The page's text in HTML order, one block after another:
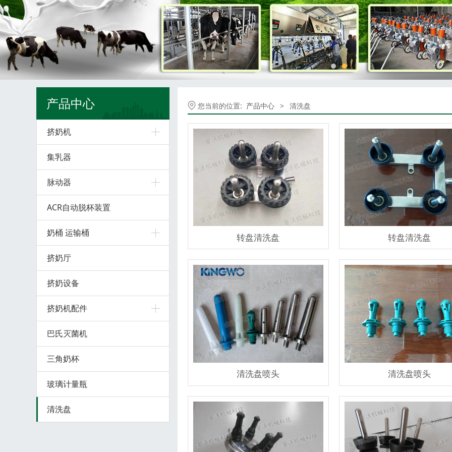
产品中心
挤奶机
集乳器
脉动器
ACR自动脱杯装置
奶桶 运输桶
挤奶厅
挤奶设备
挤奶机配件
巴氏灭菌机
三角奶杯
玻璃计量瓶
清洗盘
您当前的位置: 产品中心 > 清洗盘
转盘清洗盘 转盘清洗盘
清洗盘喷头 清洗盘喷头